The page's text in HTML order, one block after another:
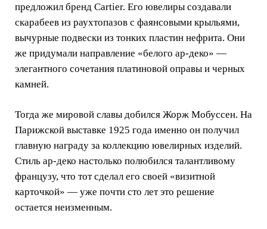
предложил бренд Cartier. Его ювелиры создавали
скарабеев из раухтопазов с фаянсовыми крыльями,
вычурные подвески из тонких пластин нефрита. Они
же придумали направление «белого ар-деко» —
элегантного сочетания платиновой оправы и черных
камней.
Тогда же мировой славы добился Жорж Мобуссен. На
Парижской выставке 1925 года именно он получил
главную награду за коллекцию ювелирных изделий.
Стиль ар-деко настолько полюбился талантливому
французу, что тот сделал его своей «визитной
карточкой» — уже почти сто лет это решение
остается неизменным.